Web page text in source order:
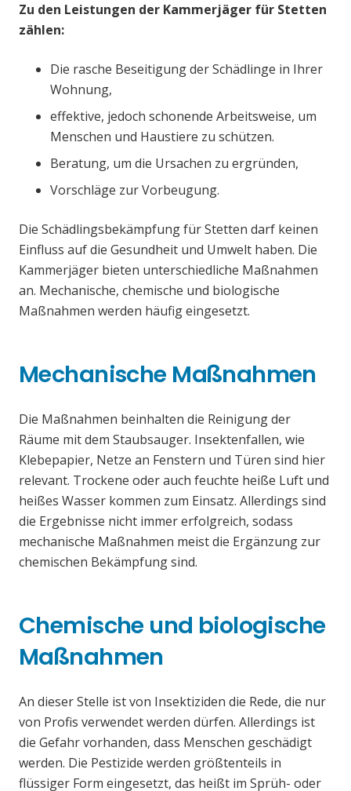
Zu den Leistungen der Kammerjäger für Stetten
zählen:
Die rasche Beseitigung der Schädlinge in Ihrer
Wohnung,
effektive, jedoch schonende Arbeitsweise, um
Menschen und Haustiere zu schützen.
Beratung, um die Ursachen zu ergründen,
Vorschläge zur Vorbeugung.
Die Schädlingsbekämpfung für Stetten darf keinen
Einfluss auf die Gesundheit und Umwelt haben. Die
Kammerjäger bieten unterschiedliche Maßnahmen
an. Mechanische, chemische und biologische
Maßnahmen werden häufig eingesetzt.
Mechanische Maßnahmen
Die Maßnahmen beinhalten die Reinigung der
Räume mit dem Staubsauger. Insektenfallen, wie
Klebepapier, Netze an Fenstern und Türen sind hier
relevant. Trockene oder auch feuchte heiße Luft und
heißes Wasser kommen zum Einsatz. Allerdings sind
die Ergebnisse nicht immer erfolgreich, sodass
mechanische Maßnahmen meist die Ergänzung zur
chemischen Bekämpfung sind.
Chemische und biologische
Maßnahmen
An dieser Stelle ist von Insektiziden die Rede, die nur
von Profis verwendet werden dürfen. Allerdings ist
die Gefahr vorhanden, dass Menschen geschädigt
werden. Die Pestizide werden größtenteils in
flüssiger Form eingesetzt, das heißt im Sprüh- oder